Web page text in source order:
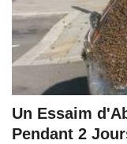
Un Essaim
Pendant 2